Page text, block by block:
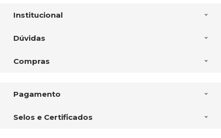
Institucional
Dúvidas
Compras
Pagamento
Selos e Certificados